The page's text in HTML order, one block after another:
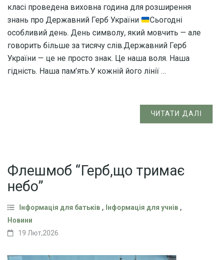
класі проведена виховна година для розширення
знань про Державний Герб України
Сьогодні
особливий день. День символу, який мовчить — але
говорить більше за тисячу слів.Державний Герб
України — це не просто знак. Це наша воля. Наша
гідність. Наша пам’ять.У кожній його лінії …
ЧИТАТИ ДАЛІ
Флешмоб “Герб,що тримає
небо”
Інформація для батьків , Інформація для учнів ,
Новини
19 Лют,2026